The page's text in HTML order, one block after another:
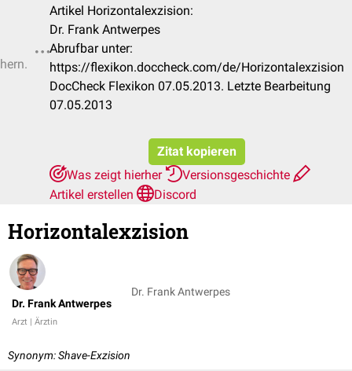
Artikel Horizontalexzision:
Dr. Frank Antwerpes
Abrufbar unter:
https://flexikon.doccheck.com/de/Horizontalexzision
DocCheck Flexikon 07.05.2013. Letzte Bearbeitung
07.05.2013
Zitat kopieren
Was zeigt hierher
Versionsgeschichte
Artikel erstellen
Discord
Horizontalexzision
Dr. Frank Antwerpes
Arzt | Ärztin
Dr. Frank Antwerpes
Synonym: Shave-Exzision